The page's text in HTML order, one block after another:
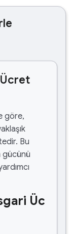
göre,
Bu
gücünü
Üc